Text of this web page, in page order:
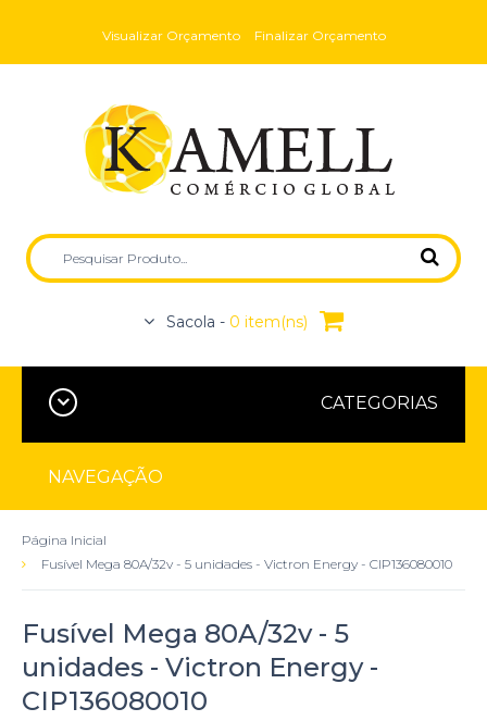
Visualizar Orçamento Finalizar Orçamento
Sacola - 0 item(ns)
CATEGORIAS
NAVEGAÇÃO
Página Inicial
Fusível Mega 80A/32v - 5 unidades - Victron Energy - CIP136080010
Fusível Mega 80A/32v - 5
unidades - Victron Energy -
CIP136080010